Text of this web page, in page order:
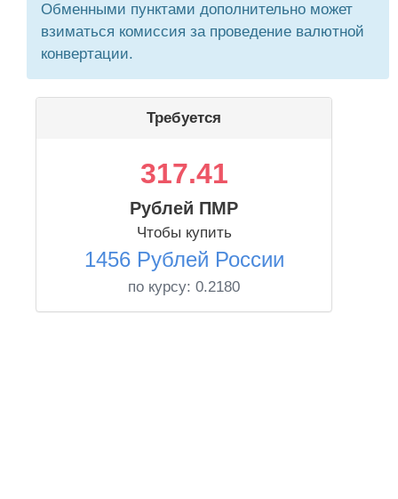
Обменными пунктами дополнительно может
взиматься комиссия за проведение валютной
конвертации.
Требуется
317.41
Рублей ПМР
Чтобы купить
1456 Рублей России
по курсу: 0.2180